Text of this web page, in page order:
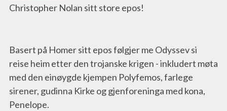
Christopher Nolan sitt store epos!
Basert på Homer sitt epos følgjer me Odyssev si
reise heim etter den trojanske krigen - inkludert møta
med den einøygde kjempen Polyfemos, farlege
sirener, gudinna Kirke og gjenforeninga med kona,
Penelope.